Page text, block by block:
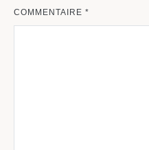
COMMENTAIRE *